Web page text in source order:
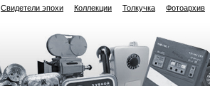
Свидетели эпохи Коллекции Толкучка Фотоархив